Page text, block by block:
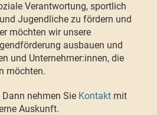
Verantwortung, sportlich
Jugendliche zu fördern und
möchten wir unsere
ausbauen und
und Unternehmer:innen, die
möchten.
Dann nehmen Sie Kontakt mit
Auskunft.